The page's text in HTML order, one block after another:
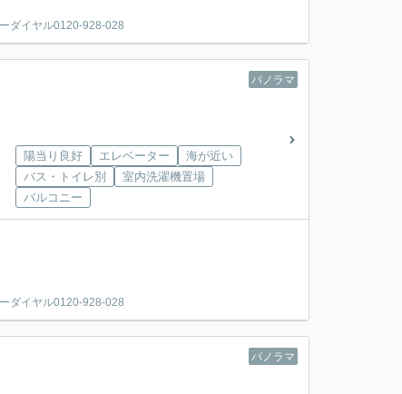
イヤル0120-928-028
パノラマ
陽当り良好 エレベーター
海が近い
バス・トイレ別
室内洗濯機置場
バルコニー
イヤル0120-928-028
パノラマ